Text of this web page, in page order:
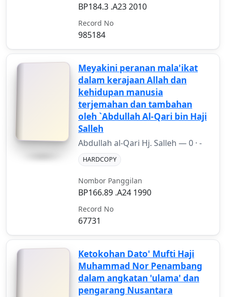
BP184.3 .A23 2010
Record No
985184
Meyakini peranan mala'ikat
dalam kerajaan Allah dan
kehidupan manusia
terjemahan dan tambahan
oleh `Abdullah Al-Qari bin Haji
Salleh
Abdullah al-Qari Hj. Salleh —0 · -
HARDCOPY
Nombor Panggilan
BP166.89 .A24 1990
Record No
67731
Ketokohan Dato' Mufti Haji
Muhammad Nor Penambang
dalam angkatan 'ulama' dan
pengarang Nusantara